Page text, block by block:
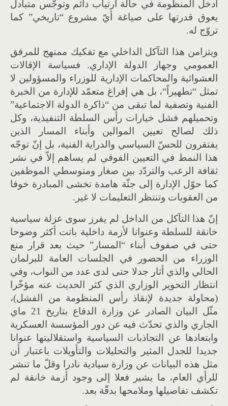
أدخل المنظومة في حالة ارتياب دائم وتوجّس متبادل
يعوق قدرتها على صياغة أيّ مشروع“تاريخي” كما
تروّج له.
ويتزامن هذا التآكل الداخلي مع تفكيك ممنهج للمرفق
العمومي وجهاز الدولة الإداري. فسياسة الإقالات
العشوائية والمحاكمات الإدارية للوزراء والمسؤولين لا
تمثل “تطهيراً “، بل هي إفراغ متعمّد للإدارة من الخبرة
الفنية وتصفية لما تبقى من “ذاكرة الدولة الاجتماعية”
وتحميلهم فشل خيارات رأس السلطة التنفيذية، وكل
ذلك لصالح تعيين الموالين وأبناء المسار الذين
يفتقرون للحسّ السياسي والدراية الفنية، بل إنّ توجّه
هذا النمط في التعيين الفوقي لم يساهم إلاّ في نشر
ثقافة الرعب والتردّد بين صغار ومتوسطي الموظفين
كما حوّل الإدارة إلى جثّة هامدة تخشى المبادرة خوفا
من العقوبات وتنتظر التعليمات لا غير .
إنّ هذا التآكل من الداخل لم يفرز سوى عزلة سياسية
خانقة للسلطة وعنوانا لأزمة داخلية باتت أكثر وضوحا
حتى في صفوف أبناء “ المسار ” حيث بعد قرار منع
الوزراء من الحضور في الجلسات العامة للبرلمان
الحالي والذي أثار جدلا حتى لدى عدد من النواب، وفي
انتظار التحوير الوزاري الذي كثر الحديث عنه مؤخّرا
(محاولة جديدة لإنقاذ رأس المنظومة من الفشل)،
مثّل البيان الصادر عن وزارة الدفاع بتاريخ
21 ماي
الجاري والذي تحدّث فيه عن دور المؤسسة العسكرية
وابتعادها عن التجاذبات السياسية واستقلاليتها عنوانا
جديدا للجدل المثير والتحليلات والتأويلات باعتبار أن
مثل هذه البيانات عن وزارة سيادية نادرا وقلّ ما تنشر
للرأي العام، ما يشير فعلا إلى وجود أزمة خانقة لم
تكشف تفاصيلها وملامحها بدقّة بعد.